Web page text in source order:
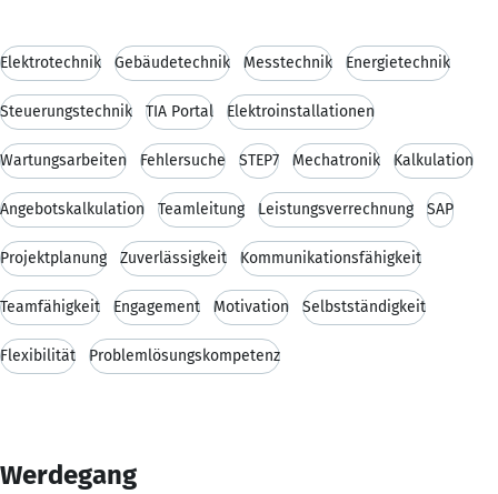
Elektrotechnik Gebäudetechnik Messtechnik Energietechnik
Steuerungstechnik TIA Portal Elektroinstallationen
Wartungsarbeiten Fehlersuche STEP7 Mechatronik Kalkulation
Angebotskalkulation Teamleitung Leistungsverrechnung SAP
Projektplanung Zuverlässigkeit Kommunikationsfähigkeit
Teamfähigkeit Engagement Motivation Selbstständigkeit
Flexibilität Problemlösungskompetenz
Werdegang